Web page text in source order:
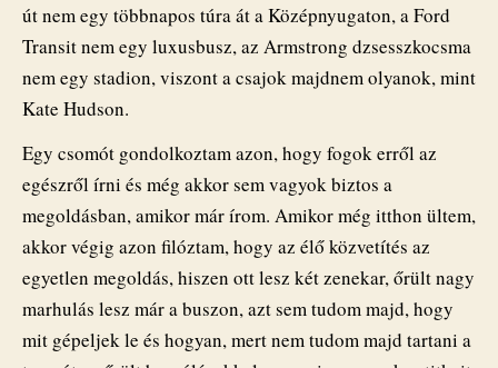
út nem egy többnapos túra át a Középnyugaton, a Ford
Transit nem egy luxusbusz, az Armstrong dzsesszkocsma
nem egy stadion, viszont a csajok majdnem olyanok, mint
Kate Hudson.
Egy csomót gondolkoztam azon, hogy fogok erről az
egészről írni és még akkor sem vagyok biztos a
megoldásban, amikor már írom. Amikor még itthon ültem,
akkor végig azon filóztam, hogy az élő közvetítés az
egyetlen megoldás, hiszen ott lesz két zenekar, őrült nagy
marhulás lesz már a buszon, azt sem tudom majd, hogy
mit gépeljek le és hogyan, mert nem tudom majd tartani a